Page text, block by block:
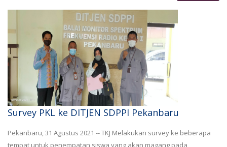
Survey PKL ke DITJEN SDPPI Pekanbaru
Pekanbaru, 31 Agustus 2021 -- TKJ Melakukan survey ke beberapa
tempat untuk penempatan siswa yang akan magang pada